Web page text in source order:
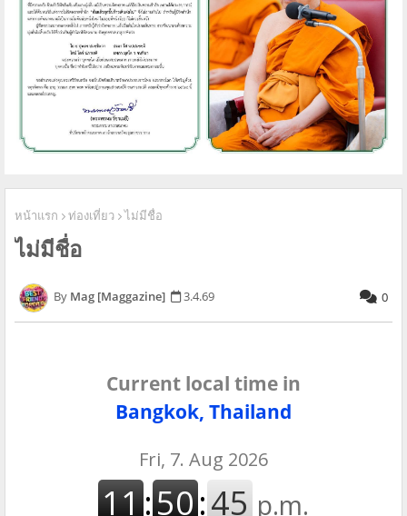
หน้าแรก ท่องเที่ยว ไม่มีชื่อ
ไม่มีชื่อ
Mag [Maggazine] 3.4.69 0
Current local time in
Bangkok, Thailand